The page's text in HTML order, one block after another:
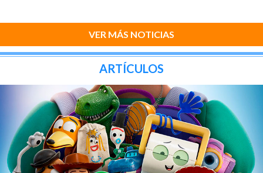
VER MÁS NOTICIAS
ARTÍCULOS